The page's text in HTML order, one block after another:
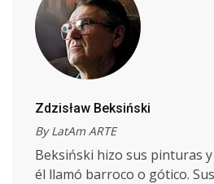
Zdzisław Beksiński
By LatAm ARTE
Beksiński hizo sus pinturas
él llamó barroco o gótico.